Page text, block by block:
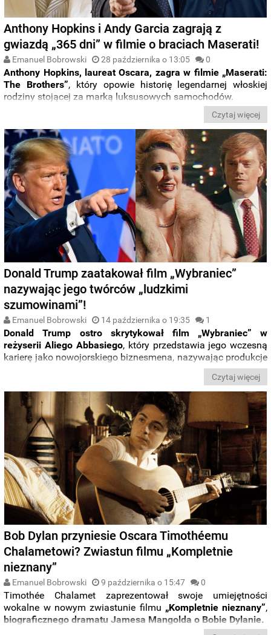
Anthony Hopkins i Andy Garcia zagrają z
gwiazdą „365 dni” w filmie o braciach Maserati!
Emanuel Bobrowski 28 października o 13:05 0
Anthony Hopkins, laureat Oscara, zagra w filmie „Maserati:
The Brothers”, który opowie historię legendarnej włoskiej
rodziny stojącej za marką luksusowych samochodów.
Czytaj więcej
Donald Trump zaatakował film „Wybraniec”
nazywając jego twórców „ludzkimi
szumowinami”!
Emanuel Bobrowski 14 października o 19:35 1
Donald Trump ostro skrytykował film „Wybraniec” w
reżyserii Aliego Abbasiego, który przedstawia jego wczesną
karierę jako nowojorskiego biznesmena, nazywając produkcje
między innymi „tanim oszczerczym paszkwilem”.
Czytaj więcej
Bob Dylan przyniesie Oscara Timothéemu
Chalametowi? Zwiastun filmu „Kompletnie
nieznany”
Emanuel Bobrowski 9 października o 15:47 0
Timothée Chalamet zaprezentował swoje umiejętności
wokalne w nowym zwiastunie filmu „Kompletnie nieznany”,
biograficznego dramatu Jamesa Mangolda o Bobie Dylanie.